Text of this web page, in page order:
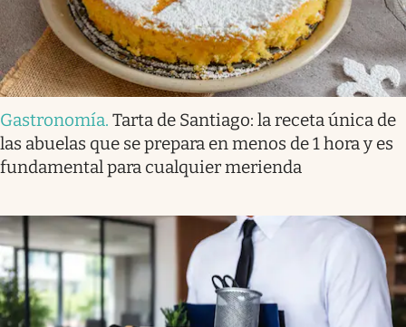
Gastronomía. Tarta de Santiago: la receta única de
las abuelas que se prepara en menos de 1 hora y es
fundamental para cualquier merienda